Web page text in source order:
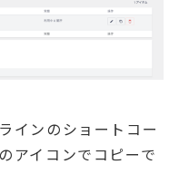
インのショートコー
アイコンでコピーで